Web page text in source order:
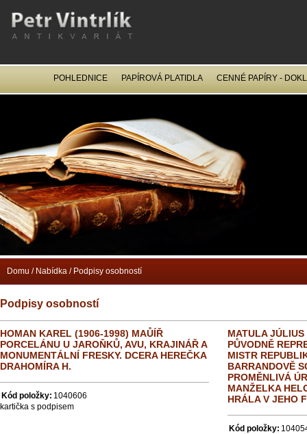
Podpisy osobností
HOMAN KAREL (1906-1998) MAŮÍŘ
PORCELÁNU U JAROŇKŮ, AVU, KRAJINÁŘ A
MONUMENTÁLNÍ FRESKY. DCERA HEREČKA
DRAHOMÍRA H.
Kód položky: 1040606
kartička s podpisem
MATULA
PŮVODNĚ
MISTR
BARRANDOVĚ
PROMĚNLIVÁ
MANŽELKA
HRÁLA V JEHO
Kód položky:
POHLEDNICE PAPÍROVÁ PLATIDLA CENNÉ PAPÍRY -
Domu / Nabídka / Podpisy osobností